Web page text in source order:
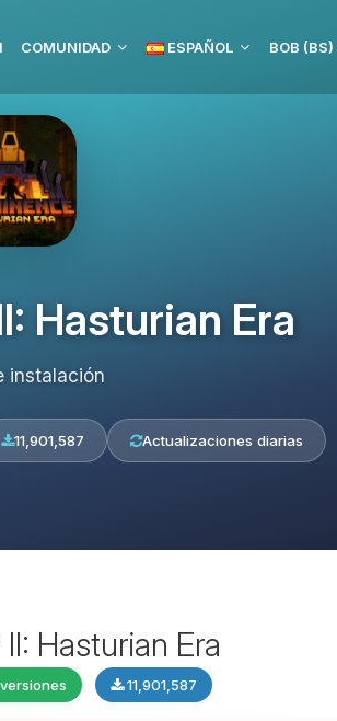
COMUNIDAD ESPAÑOL BOB (BS)
Hasturian Era
instalación
11,901,587 Actualizaciones diarias
Hasturian Era
11,901,587